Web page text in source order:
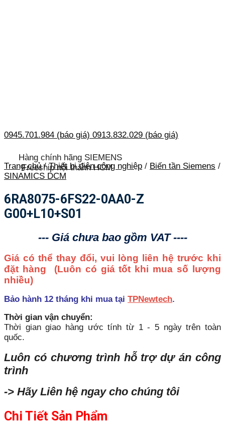
0945.701.984 (báo giá) 0913.832.029 (báo giá)
Hàng chính hãng SIEMENS
Freeship nội thành HCM
Trang chủ / Thiết bị điện công nghiệp / Biến tần Siemens /
SINAMICS DCM
6RA8075-6FS22-0AA0-Z
G00+L10+S01
--- Giá chưa bao gồm VAT ----
Giá có thể thay đổi, vui lòng liên hệ trước khi
đặt hàng (Luôn có giá tốt khi mua số lượng
nhiều)
Bảo hành 12 tháng khi mua tại TPNewtech.
Thời gian vận chuyển:
Thời gian giao hàng ước tính từ 1 - 5 ngày trên toàn
quốc.
Luôn có chương trình hỗ trợ dự án công
trình
-> Hãy Liên hệ ngay cho chúng tôi
Chi Tiết Sản Phẩm